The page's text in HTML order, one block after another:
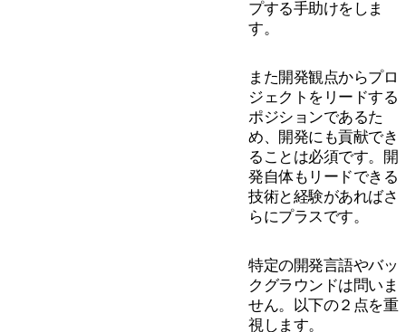
プする手助けをしま
す。
また開発観点からプロ
ジェクトをリードする
ポジションであるた
め、開発にも貢献でき
ることは必須です。開
発自体もリードできる
技術と経験があればさ
らにプラスです。
特定の開発言語やバッ
クグラウンドは問いま
せん。以下の２点を重
視します。